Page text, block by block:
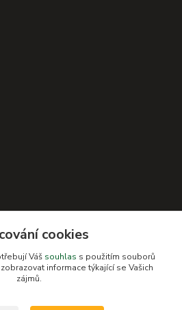
cookies
Váš souhlas s použitím souborů
informace týkající se Vašich
zájmů.